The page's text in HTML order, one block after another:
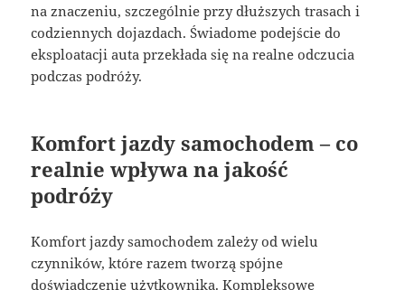
na znaczeniu, szczególnie przy dłuższych trasach i
codziennych dojazdach. Świadome podejście do
eksploatacji auta przekłada się na realne odczucia
podczas podróży.
Komfort jazdy samochodem – co
realnie wpływa na jakość
podróży
Komfort jazdy samochodem zależy od wielu
czynników, które razem tworzą spójne
doświadczenie użytkownika. Kompleksowe